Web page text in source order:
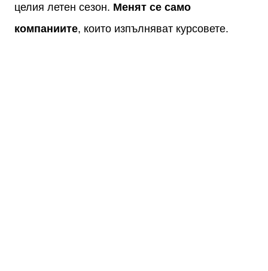
целия летен сезон. Менят се само
компаниите, които изпълняват курсовете.